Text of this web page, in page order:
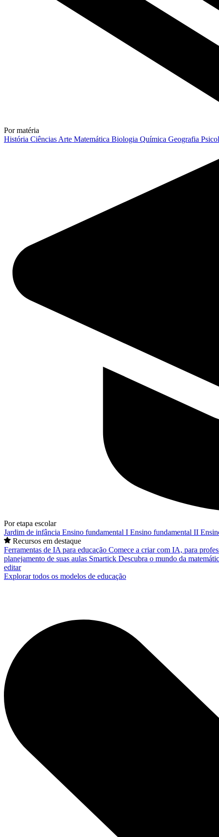
Por matéria
História Ciências Arte Matemática Biologia Química Geografia
Por etapa escolar
Jardim de infância Ensino fundamental I Ensino fundamental II
Recursos em destaque
Ferramentas de IA para educação Comece a criar com IA, para
planejamento de suas aulas Smartick Descubra o mundo da
editar
Explorar todos os modelos de educação